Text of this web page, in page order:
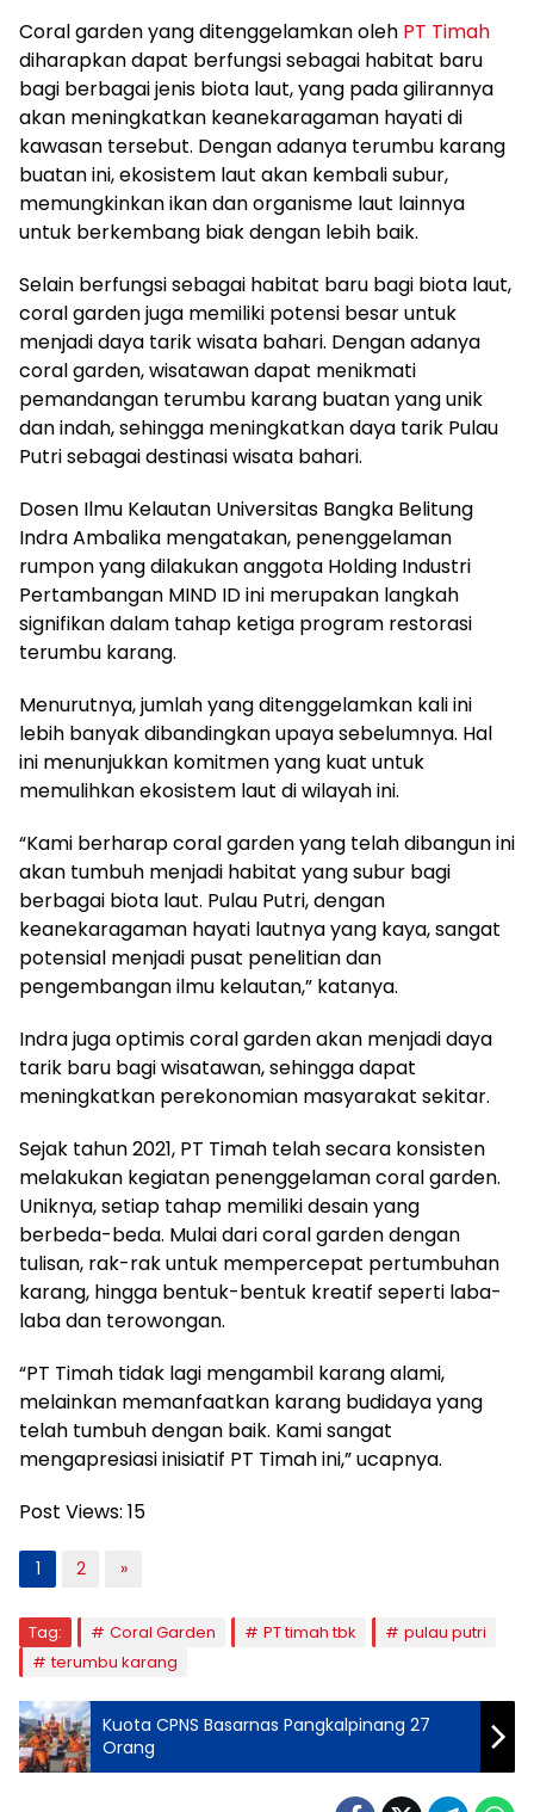
Coral garden yang ditenggelamkan oleh PT Timah
diharapkan dapat berfungsi sebagai habitat baru
bagi berbagai jenis biota laut, yang pada gilirannya
akan meningkatkan keanekaragaman hayati di
kawasan tersebut. Dengan adanya terumbu karang
buatan ini, ekosistem laut akan kembali subur,
memungkinkan ikan dan organisme laut lainnya
untuk berkembang biak dengan lebih baik.
Selain berfungsi sebagai habitat baru bagi biota laut,
coral garden juga memiliki potensi besar untuk
menjadi daya tarik wisata bahari. Dengan adanya
coral garden, wisatawan dapat menikmati
pemandangan terumbu karang buatan yang unik
dan indah, sehingga meningkatkan daya tarik Pulau
Putri sebagai destinasi wisata bahari.
Dosen Ilmu Kelautan Universitas Bangka Belitung
Indra Ambalika mengatakan, penenggelaman
rumpon yang dilakukan anggota Holding Industri
Pertambangan MIND ID ini merupakan langkah
signifikan dalam tahap ketiga program restorasi
terumbu karang.
Menurutnya, jumlah yang ditenggelamkan kali ini
lebih banyak dibandingkan upaya sebelumnya. Hal
ini menunjukkan komitmen yang kuat untuk
memulihkan ekosistem laut di wilayah ini.
“Kami berharap coral garden yang telah dibangun ini
akan tumbuh menjadi habitat yang subur bagi
berbagai biota laut. Pulau Putri, dengan
keanekaragaman hayati lautnya yang kaya, sangat
potensial menjadi pusat penelitian dan
pengembangan ilmu kelautan,” katanya.
Indra juga optimis coral garden akan menjadi daya
tarik baru bagi wisatawan, sehingga dapat
meningkatkan perekonomian masyarakat sekitar.
Sejak tahun 2021, PT Timah telah secara konsisten
melakukan kegiatan penenggelaman coral garden.
Uniknya, setiap tahap memiliki desain yang
berbeda-beda. Mulai dari coral garden dengan
tulisan, rak-rak untuk mempercepat pertumbuhan
karang, hingga bentuk-bentuk kreatif seperti laba-
laba dan terowongan.
“PT Timah tidak lagi mengambil karang alami,
melainkan memanfaatkan karang budidaya yang
telah tumbuh dengan baik. Kami sangat
mengapresiasi inisiatif PT Timah ini,” ucapnya.
Post Views: 15
1 2 »
Tag: Coral Garden PT timah tbk
pulau putri
terumbu karang
Kuota CPNS Basarnas Pangkalpinang 27
Orang